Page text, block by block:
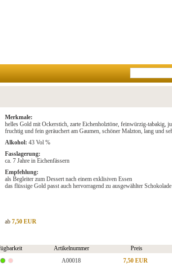
Merkmale:
helles Gold mit Ockerstich, zarte Eichenholztöne, feinwürzig-tabakig,
fruchtig und fein geräuchert am Gaumen, schöner Malzton, lang und
Alkohol: 43 Vol %
Fasslagerung:
ca. 7 Jahre in Eichenfässern
Empfehlung:
als Begleiter zum Dessert nach einem exklisiven Essen
das flüssige Gold passt auch hervorragend zu ausgewählter Schokolade
ab 7,50 EUR
Artikelnummer Preis
A00018
7,50 EUR